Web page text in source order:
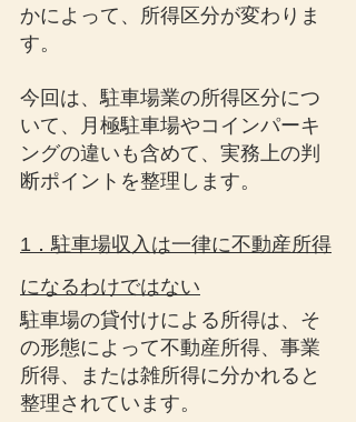
かによって、所得区分が変わりま
す。
今回は、駐車場業の所得区分につ
いて、月極駐車場やコインパーキ
ングの違いも含めて、実務上の判
断ポイントを整理します。
1．駐車場収入は一律に不動産所得
になるわけではない
駐車場の貸付けによる所得は、そ
の形態によって不動産所得、事業
所得、または雑所得に分かれると
整理されています。